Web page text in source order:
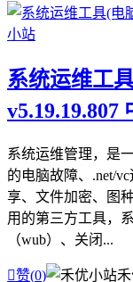
系统运维工
v5.19.19.807
系统运维管理，是
的电脑故障、.net/
享、文件加密、图
用的第三方工具，
（wub）、关闭...
赞(0)